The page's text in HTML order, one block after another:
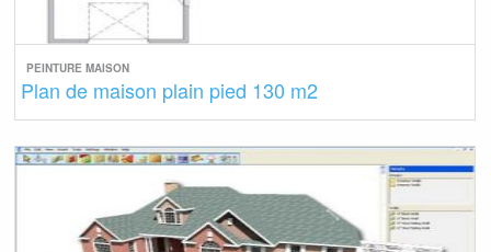
PEINTURE MAISON
Plan de maison plain pied 130 m2